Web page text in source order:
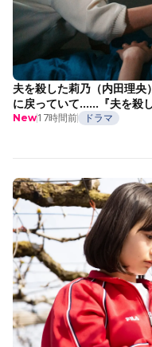
夫を殺した莉乃（内田理央
に戻っていて……『夫を殺
New17時間前 ドラマ